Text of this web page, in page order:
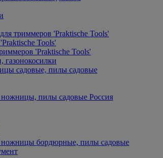
триммеров 'Praktische Tools'
Tools'
'Praktische Tools'
садовые, пилы садовые
ножницы, пилы садовые Россия
ножницы бордюрные, пилы садовые